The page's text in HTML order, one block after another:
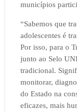
municípios
“Sabemos que
adolescentes é
Por isso, para o
junto ao Selo
tradicional.
monitorar,
do Estado na
eficazes, mais